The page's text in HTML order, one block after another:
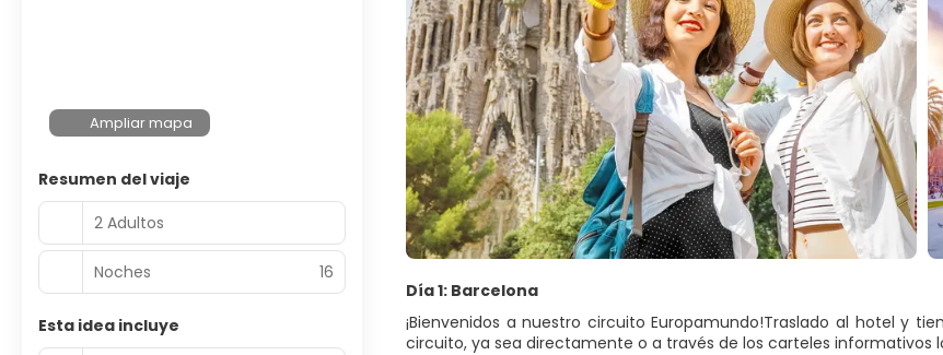
Día 1: Barcelona
¡Bienvenidos a nuestro circuito Europamundo!Traslado al hotel y
circuito, ya sea directamente o a través de los carteles informativos
Ampliar mapa
Resumen del viaje
2 Adultos
Noches 16
Esta idea incluye